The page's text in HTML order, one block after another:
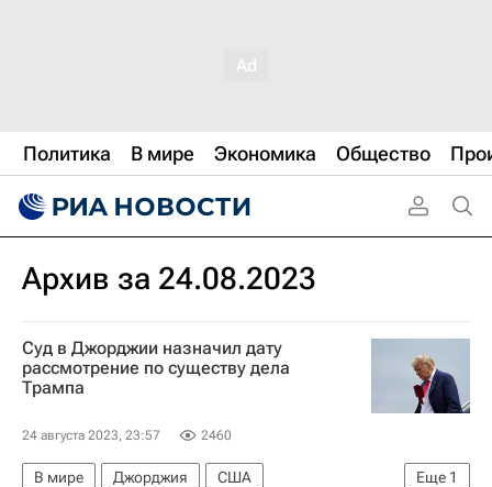
Политика В мире Экономика Общество
Архив за 24.08.2023
Суд в Джорджии назначил дату
рассмотрение по существу дела
Трампа
24 августа 2023, 23:57 2460
Еще 1
В мире Джорджия
США